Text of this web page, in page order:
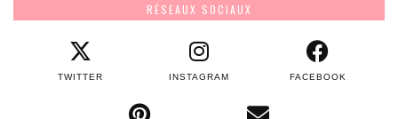
RÉSEAUX SOCIAUX
TWITTER INSTAGRAM FACEBOOK